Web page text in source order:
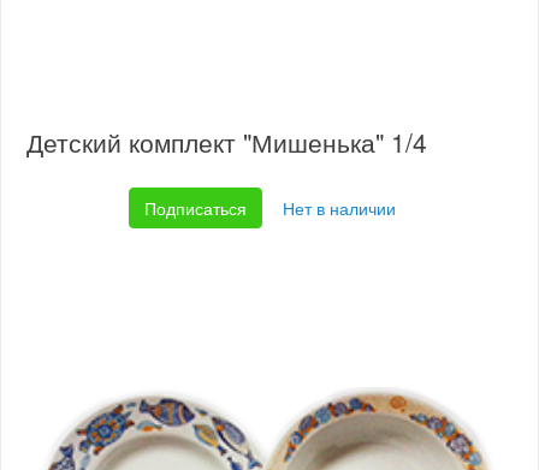
Детский комплект "Мишенька" 1/4
Подписаться Нет в наличии